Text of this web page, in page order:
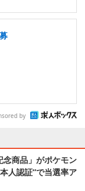
by
念商品」がポケモン
人認証”で当選率ア